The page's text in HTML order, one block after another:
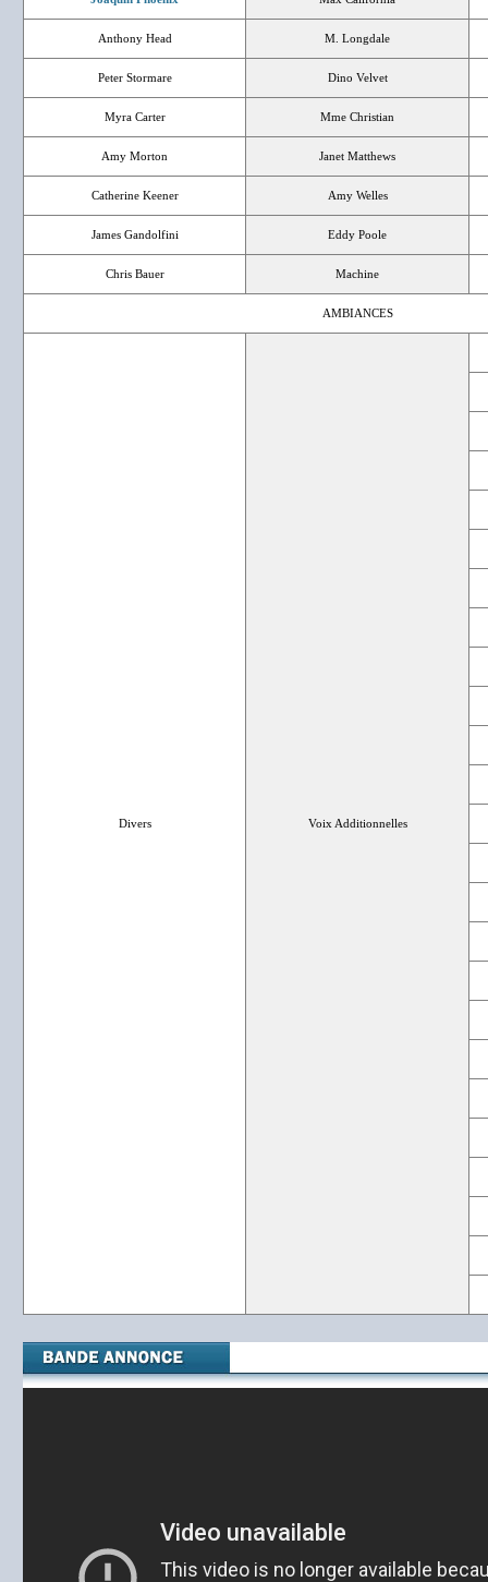
Anthony Head M. Longdale
Peter Stormare Dino Velvet
Myra Carter Mme Christian
Amy Morton Janet Matthews
Catherine Keener Amy Welles
James Gandolfini Eddy Poole
Chris Bauer Machine
AMBIANCES
Divers Voix Additionnelles